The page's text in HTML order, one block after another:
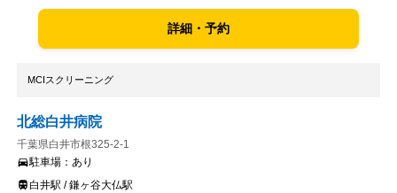
詳細・予約
MCIスクリーニング
北総白井病院
千葉県白井市根325-2-1
駐車場： あり
白井駅 / 鎌ヶ谷大仏駅